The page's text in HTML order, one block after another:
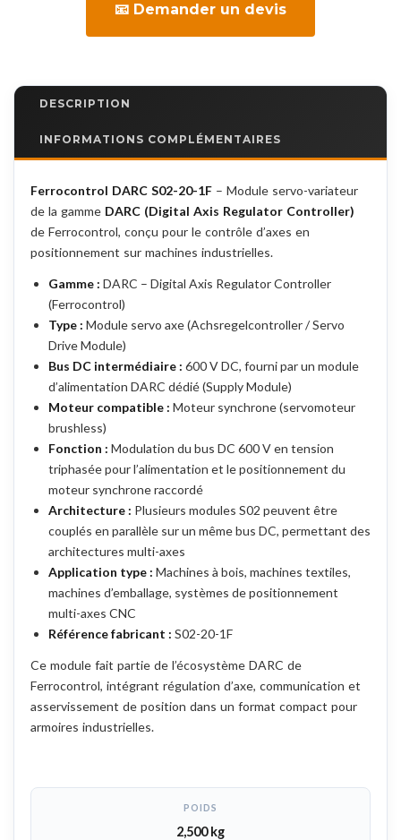
📧 Demander un devis
DESCRIPTION
INFORMATIONS COMPLÉMENTAIRES
Ferrocontrol DARC S02-20-1F – Module servo-variateur
de la gamme DARC (Digital Axis Regulator Controller)
de Ferrocontrol, conçu pour le contrôle d’axes en
positionnement sur machines industrielles.
Gamme : DARC – Digital Axis Regulator Controller
(Ferrocontrol)
Type : Module servo axe (Achsregelcontroller / Servo
Drive Module)
Bus DC intermédiaire : 600 V DC, fourni par un module
d’alimentation DARC dédié (Supply Module)
Moteur compatible : Moteur synchrone (servomoteur
brushless)
Fonction : Modulation du bus DC 600 V en tension
triphasée pour l’alimentation et le positionnement du
moteur synchrone raccordé
Architecture : Plusieurs modules S02 peuvent être
couplés en parallèle sur un même bus DC, permettant des
architectures multi-axes
Application type : Machines à bois, machines textiles,
machines d’emballage, systèmes de positionnement
multi-axes CNC
Référence fabricant : S02-20-1F
Ce module fait partie de l’écosystème DARC de
Ferrocontrol, intégrant régulation d’axe, communication et
asservissement de position dans un format compact pour
armoires industrielles.
POIDS
2,500 kg